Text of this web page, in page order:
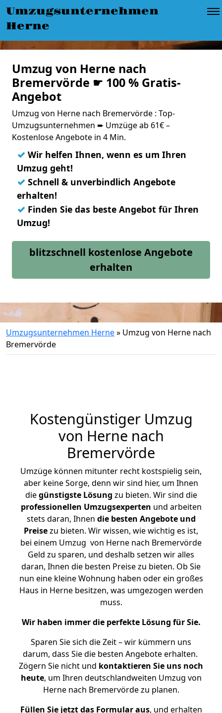
Umzugsunternehmen
Herne
Umzug von Herne nach
Bremervörde ☛ 100 % Gratis-
Angebot
Umzug von Herne nach Bremervörde : Top-
Umzugsunternehmen ➨ Umzüge ab 61€ –
Kostenlose Angebote in 4 Min.
✓ Wir helfen Ihnen, wenn es um Ihren
Umzug geht!
✓ Schnell & unverbindlich Angebote
erhalten!
✓ Finden Sie das beste Angebot für Ihren
Umzug!
blitzschnell kostenlose Angebote
erhalten
Umzugsunternehmen Herne» Umzug von Herne nach
Bremervörde
Kostengünstiger Umzug
von Herne nach
Bremervörde
Umzüge können mitunter recht kostspielig sein,
aber keine Sorge, denn wir sind hier, um Ihnen
diegünstigste Lösung zu bieten. Wir sind die
professionellen Umzugsexperten und arbeiten
stets daran, Ihnen die besten Angebote und
Preisezu bieten. Wir wissen, wie wichtig es ist,
bei einem Umzug von Herne nach Bremervörde
Geld zu sparen, und deshalb setzen wir alles
daran, Ihnen die besten Preise zu bieten. Ob Sie
nun eine kleine Wohnung haben oder ein großes
Haus in Herne besitzen, was umgezogen werden
muss.
Wir haben immer die perfekte Lösung für Sie.
Sparen Sie sich die Zeit – wir kümmern uns
darum, dass Sie die besten Angebote erhalten.
Zögern Sie nicht und kontaktieren Sie uns noch
heute, um Ihren deutschlandweiten Umzug von
Herne nach Bremervörde zu planen.
Füllen Sie jetzt das Formular aus, und erhalten